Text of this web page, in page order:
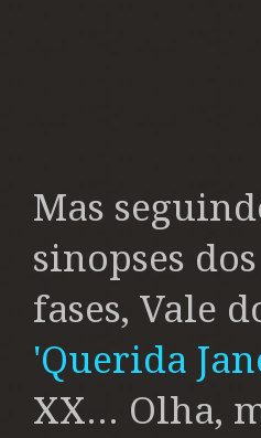
Mas
sinopses
fases, Vale
'Querida
XX... Olha,